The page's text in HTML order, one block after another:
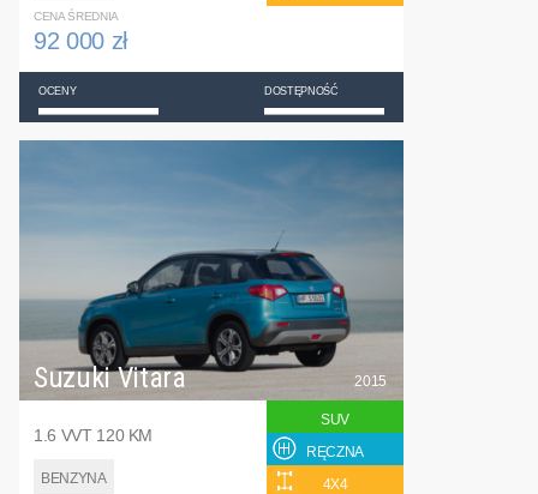
CENA ŚREDNIA
92 000 zł
OCENY DOSTĘPNOŚĆ
Suzuki Vitara
1.6 VVT 120 KM
BENZYNA
2015
SUV
RĘCZNA
4X4